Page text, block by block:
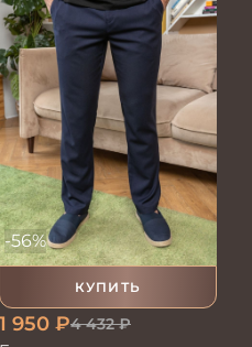
КУПИТЬ
-56%
1 950 ₽4 432₽